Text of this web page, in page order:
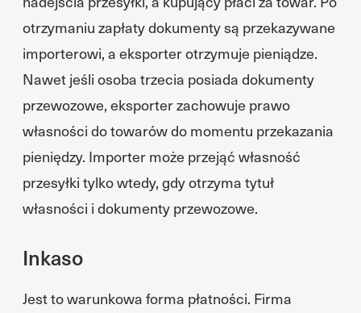
otrzymaniu zapłaty dokumenty są przekazywane
importerowi, a eksporter otrzymuje pieniądze.
Nawet jeśli osoba trzecia posiada dokumenty
przewozowe, eksporter zachowuje prawo
własności do towarów do momentu przekazania
pieniędzy. Importer może przejąć własność
przesyłki tylko wtedy, gdy otrzyma tytuł
własności i dokumenty przewozowe.
Inkaso
Jest to warunkowa forma płatności. Firma